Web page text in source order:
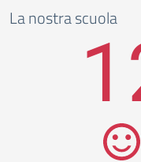
La nostra scuola